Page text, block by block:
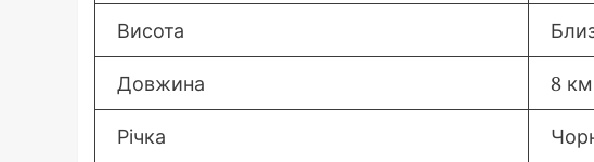
Висота
Довжина 8 км
Річка